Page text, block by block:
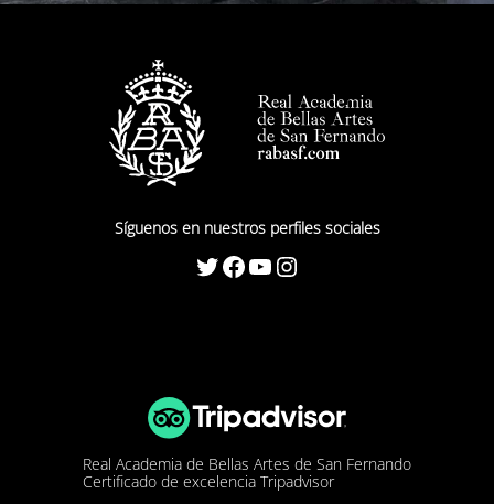
Síguenos en nuestros perfiles sociales
Twitter Facebook YouTube Instagram
Real Academia de Bellas Artes de San Fernando
Certificado de excelencia Tripadvisor